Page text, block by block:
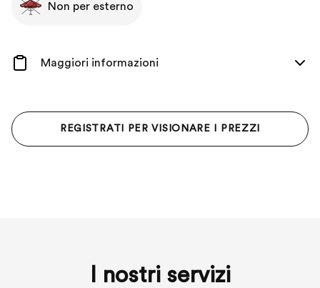
Non per esterno
Maggiori informazioni
REGISTRATI PER VISIONARE I PREZZI
I nostri servizi